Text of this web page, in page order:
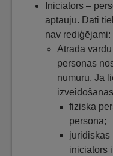
Iniciators –
aptauju. Dati
nav rediģējami:
Atrāda
personas
numuru. Ja
fiziska
persona;
juridiskas
iniciators